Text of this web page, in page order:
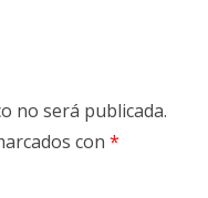
no será publicada.
con *